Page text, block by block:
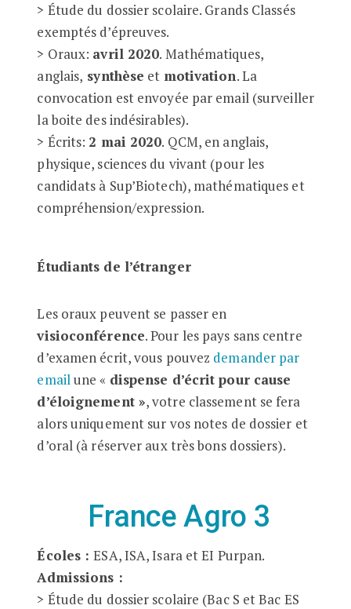
> Étude du dossier scolaire. Grands Classés
exemptés d’épreuves.
> Oraux: avril 2020. Mathématiques,
anglais, synthèse et motivation. La
convocation est envoyée par email (surveiller
la boite des indésirables).
> Écrits: 2 mai 2020. QCM, en anglais,
physique, sciences du vivant (pour les
candidats à Sup’Biotech), mathématiques et
compréhension/expression.
Étudiants de l’étranger
Les oraux peuvent se passer en
visioconférence. Pour les pays sans centre
d’examen écrit, vous pouvez demander par
emailune « dispense d’écrit pour cause
d’éloignement », votre classement se fera
alors uniquement sur vos notes de dossier et
d’oral (à réserver aux très bons dossiers).
France Agro 3
Écoles :ESA, ISA, Isara et EI Purpan.
Admissions :
> Étude du dossier scolaire (Bac S et Bac ES